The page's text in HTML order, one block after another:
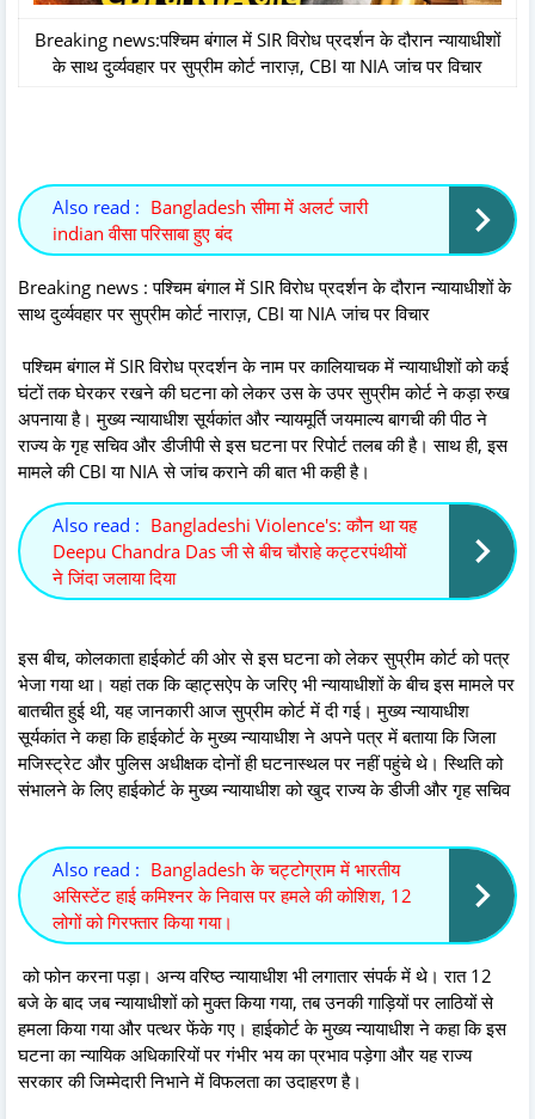
Breaking news:पश्चिम बंगाल में SIR विरोध प्रदर्शन के दौरान न्यायाधीशों
के साथ दुर्व्यवहार पर सुप्रीम कोर्ट नाराज़, CBI या NIA जांच पर विचार
Also read : Bangladesh सीमा में अलर्ट जारी
indian वीसा परिसाबा हुए बंद
Breaking news : पश्चिम बंगाल में SIR विरोध प्रदर्शन के दौरान न्यायाधीशों के
साथ दुर्व्यवहार पर सुप्रीम कोर्ट नाराज़, CBI या NIA जांच पर विचार
पश्चिम बंगाल में SIR विरोध प्रदर्शन के नाम पर कालियाचक में न्यायाधीशों को कई
घंटों तक घेरकर रखने की घटना को लेकर उस के उपर सुप्रीम कोर्ट ने कड़ा रुख
अपनाया है। मुख्य न्यायाधीश सूर्यकांत और न्यायमूर्ति जयमाल्य बागची की पीठ ने
राज्य के गृह सचिव और डीजीपी से इस घटना पर रिपोर्ट तलब की है। साथ ही, इस
मामले की CBI या NIA से जांच कराने की बात भी कही है।
Also read : Bangladeshi Violence's: कौन था यह
Deepu Chandra Das जी से बीच चौराहे कट्टरपंथीयों
ने जिंदा जलाया दिया
इस बीच, कोलकाता हाईकोर्ट की ओर से इस घटना को लेकर सुप्रीम कोर्ट को पत्र
भेजा गया था। यहां तक कि व्हाट्सऐप के जरिए भी न्यायाधीशों के बीच इस मामले पर
बातचीत हुई थी, यह जानकारी आज सुप्रीम कोर्ट में दी गई। मुख्य न्यायाधीश
सूर्यकांत ने कहा कि हाईकोर्ट के मुख्य न्यायाधीश ने अपने पत्र में बताया कि जिला
मजिस्ट्रेट और पुलिस अधीक्षक दोनों ही घटनास्थल पर नहीं पहुंचे थे। स्थिति को
संभालने के लिए हाईकोर्ट के मुख्य न्यायाधीश को खुद राज्य के डीजी और गृह सचिव
Also read : Bangladesh के चट्टोग्राम में भारतीय
असिस्टेंट हाई कमिश्नर के निवास पर हमले की कोशिश, 12
लोगों को गिरफ्तार किया गया।
को फोन करना पड़ा। अन्य वरिष्ठ न्यायाधीश भी लगातार संपर्क में थे। रात 12
बजे के बाद जब न्यायाधीशों को मुक्त किया गया, तब उनकी गाड़ियों पर लाठियों से
हमला किया गया और पत्थर फेंके गए। हाईकोर्ट के मुख्य न्यायाधीश ने कहा कि इस
घटना का न्यायिक अधिकारियों पर गंभीर भय का प्रभाव पड़ेगा और यह राज्य
सरकार की जिम्मेदारी निभाने में विफलता का उदाहरण है।